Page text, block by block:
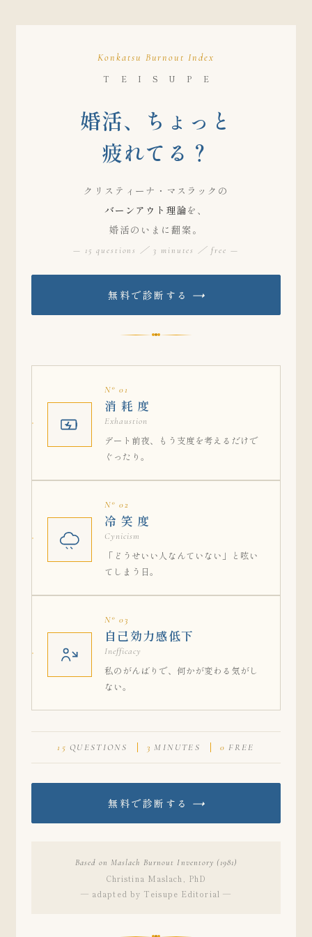
Konkatsu Burnout Index
T E I S U P E
婚活、ちょっと
疲れてる？
クリスティーナ・マスラックの
バーンアウト理論を、
婚活のいまに翻案。
— 15 questions ／ 3 minutes ／ free —
無料で診断する →
N° 01
消 耗 度
Exhaustion
デート前夜、もう支度を考えるだけで
ぐったり。
N° 02
冷 笑 度
Cynicism
「どうせいい人なんていない」と呟い
てしまう日。
N° 03
自己効力感低下
Inefficacy
私のがんばりで、何かが変わる気がし
ない。
15 QUESTIONS 3 MINUTES 0 FREE
無料で診断する →
Based on Maslach Burnout Inventory (1981)
Christina Maslach, PhD
— adapted by Teisupe Editorial —